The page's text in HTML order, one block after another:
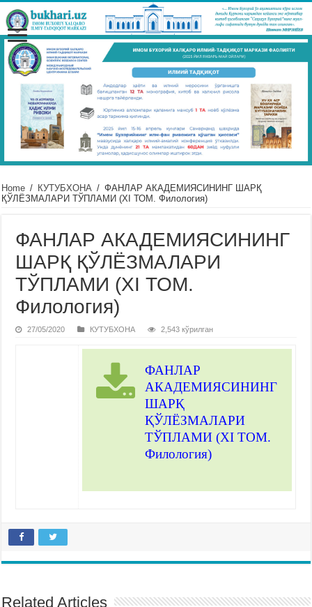
Home / КУТУБХОНА / ФАНЛАР АКАДЕМИЯСИНИНГ ШАРҚ
ҚЎЛЁЗМАЛАРИ ТЎПЛАМИ (XI ТОМ. Филология)
ФАНЛАР АКАДЕМИЯСИНИНГ
ШАРҚ ҚЎЛЁЗМАЛАРИ
ТЎПЛАМИ (XI ТОМ.
Филология)
27/05/2020 КУТУБХОНА 2,543 кўрилган
ФАНЛАР
АКАДЕМИЯСИНИНГ
ШАРҚ
ҚЎЛЁЗМАЛАРИ
ТЎПЛАМИ (XI ТОМ.
Филология)
Related Articles